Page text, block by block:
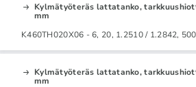
Kylmätyöteräs lattatanko,
mm
K460TH020X06 - 6, 20, 1.2510 / 1.2842, 500
Kylmätyöteräs lattatanko,
mm